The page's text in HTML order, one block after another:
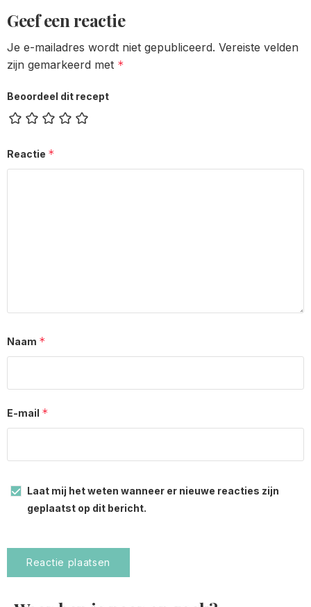
Geef een reactie
Je e-mailadres wordt niet gepubliceerd. Vereiste velden
zijn gemarkeerd met *
Beoordeel dit recept
Reactie *
Naam *
E-mail *
Laat mij het weten wanneer er nieuwe reacties zijn
geplaatst op dit bericht.